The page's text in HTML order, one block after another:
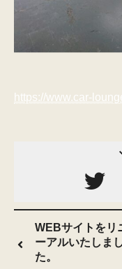
https://www.car-
WEBサイトをリ
ーアルいたしまし
た。